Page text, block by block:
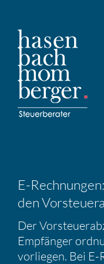
springen
E-
den
Der
Empfänger
vorliegen. Bei E-